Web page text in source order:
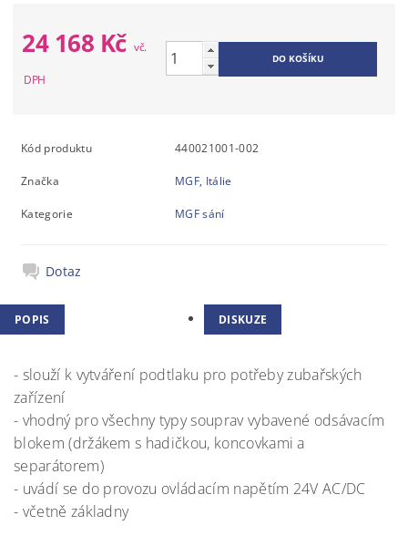
24 168 Kč
Kód produktu 440021001-002
Značka MGF, Itálie
Kategorie MGF sání
Dotaz
POPIS DISKUZE
- slouží k vytváření podtlaku pro potřeby zubařských
zařízení
- vhodný pro všechny typy souprav vybavené odsávacím
blokem (držákem s hadičkou, koncovkami a
separátorem)
- uvádí se do provozu ovládacím napětím 24V AC/DC
- včetně základny